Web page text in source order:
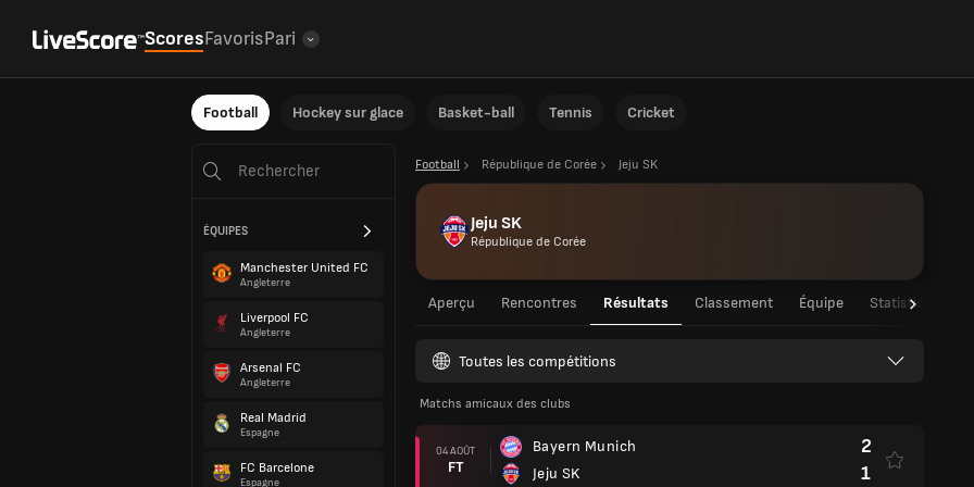
ScoresFavorisPari
Football Hockey sur glace Basket-ball Tennis Cricket
ÉQUIPES
Manchester United FC
Angleterre
Liverpool FC
Angleterre
Arsenal FC
Angleterre
Real Madrid
Espagne
FC Barcelone
Espagne
Football République de Corée Jeju SK
Jeju SK
République de Corée
Aperçu Rencontres Résultats Classement Équipe Statistiques des
Toutes les compétitions
Matchs amicaux des clubs
04 AOÛT
FT
Bayern Munich
Jeju SK
2
1